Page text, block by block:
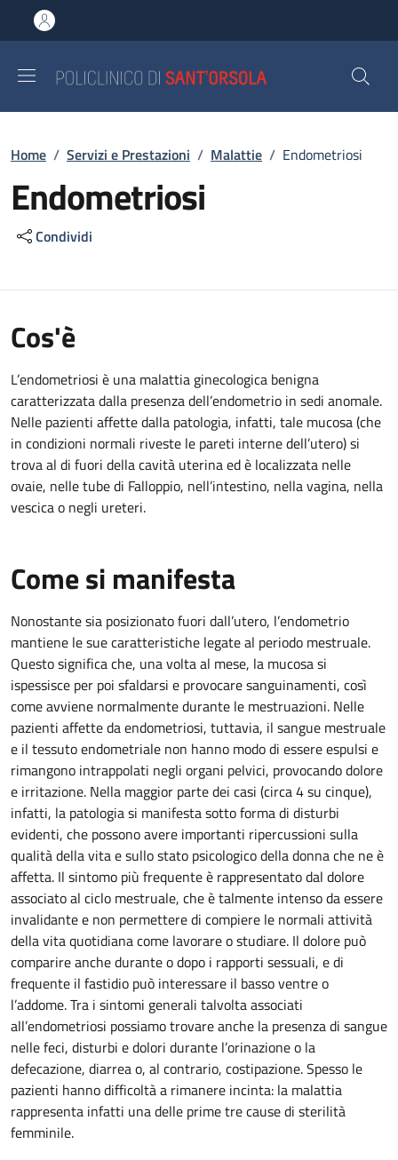
al contenuto principale
to footer content
Briciole di pane
Home / Servizi e Prestazioni / Malattie / Endometriosi
Endometriosi
Condividi
Cos'è
L’endometriosi è una malattia ginecologica benigna
caratterizzata dalla presenza dell’endometrio in sedi anomale.
Nelle pazienti affette dalla patologia, infatti, tale mucosa (che
in condizioni normali riveste le pareti interne dell’utero) si
trova al di fuori della cavità uterina ed è localizzata nelle
ovaie, nelle tube di Falloppio, nell’intestino, nella vagina, nella
vescica o negli ureteri.
Come si manifesta
Nonostante sia posizionato fuori dall’utero, l’endometrio
mantiene le sue caratteristiche legate al periodo mestruale.
Questo significa che, una volta al mese, la mucosa si
ispessisce per poi sfaldarsi e provocare sanguinamenti, così
come avviene normalmente durante le mestruazioni. Nelle
pazienti affette da endometriosi, tuttavia, il sangue mestruale
e il tessuto endometriale non hanno modo di essere espulsi e
rimangono intrappolati negli organi pelvici, provocando dolore
e irritazione. Nella maggior parte dei casi (circa 4 su cinque),
infatti, la patologia si manifesta sotto forma di disturbi
evidenti, che possono avere importanti ripercussioni sulla
qualità della vita e sullo stato psicologico della donna che ne è
affetta. Il sintomo più frequente è rappresentato dal dolore
associato al ciclo mestruale, che è talmente intenso da essere
invalidante e non permettere di compiere le normali attività
della vita quotidiana come lavorare o studiare. Il dolore può
comparire anche durante o dopo i rapporti sessuali, e di
frequente il fastidio può interessare il basso ventre o
l’addome. Tra i sintomi generali talvolta associati
all’endometriosi possiamo trovare anche la presenza di sangue
nelle feci, disturbi e dolori durante l’orinazione o la
defecazione, diarrea o, al contrario, costipazione. Spesso le
pazienti hanno difficoltà a rimanere incinta: la malattia
rappresenta infatti una delle prime tre cause di sterilità
femminile.